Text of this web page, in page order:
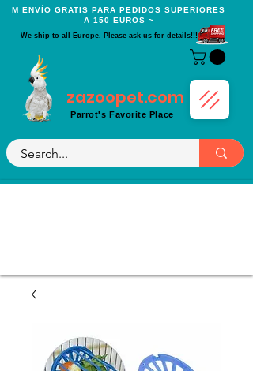
Μ ENVÍO GRATIS PARA PEDIDOS SUPERIORES
A 150 EUROS ~
We ship to all Europe. Please ask us for details!!!
zazoopet.com
Parrot's Favorite Place